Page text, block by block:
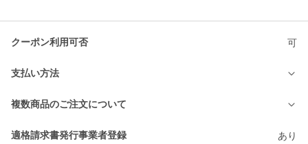
クーポン利用可否 可
支払い方法
複数商品のご注文について
適格請求書発行事業者登録 あり